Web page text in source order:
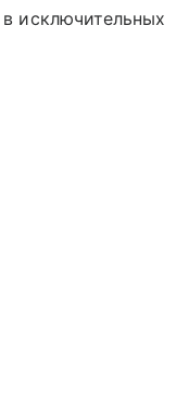
исключительных